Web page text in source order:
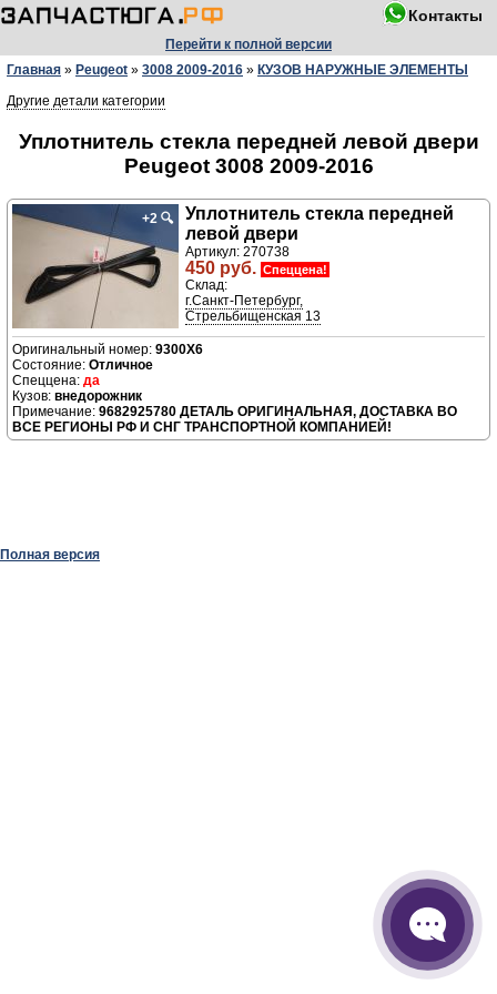
Контакты
Перейти к полной версии
Главная » Peugeot » 3008 2009-2016 » КУЗОВ НАРУЖНЫЕ ЭЛЕМЕНТЫ
Другие детали категории
Уплотнитель стекла передней левой двери
Peugeot 3008 2009-2016
+2 🔍
Уплотнитель стекла передней
левой двери
Артикул: 270738
450 руб. Спеццена!
Склад:
г.Санкт-Петербург,
Стрельбищенская 13
9300X6
Отличное
да
внедорожник
9682925780 ДЕТАЛЬ ОРИГИНАЛЬНАЯ, ДОСТАВКА ВО
ВСЕ РЕГИОНЫ РФ И СНГ ТРАНСПОРТНОЙ КОМПАНИЕЙ!
Полная версия